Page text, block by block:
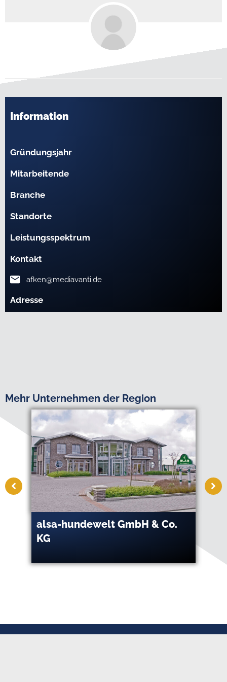
Information
Gründungsjahr
Mitarbeitende
Branche
Standorte
Leistungsspektrum
Kontakt
afken@mediavanti.de
Adresse
Mehr Unternehmen der Region
alsa-hundewelt GmbH & Co.
KG